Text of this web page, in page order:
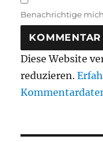
Benachrichtige
Diese Website
reduzieren.